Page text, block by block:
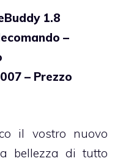
1.8
–
– Prezzo
il vostro nuovo
bellezza di tutto